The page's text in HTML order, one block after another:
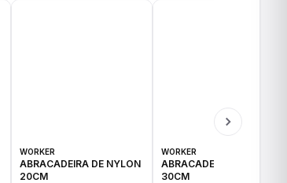
WORKER
ABRACADEIRA DE NYLON
20CM
WORKER
ABRACADEIRA DE NYLON
30CM